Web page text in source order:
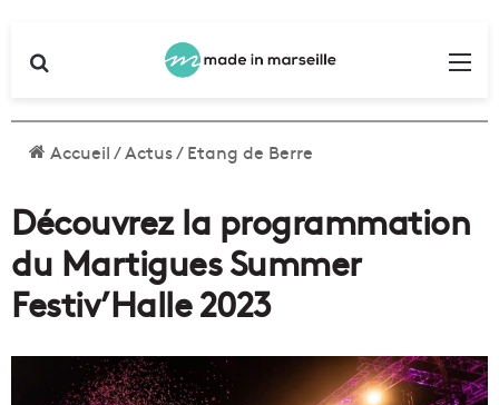
Accueil/Actus/Etang de Berre
Découvrez la programmation
du Martigues Summer
Festiv’Halle 2023